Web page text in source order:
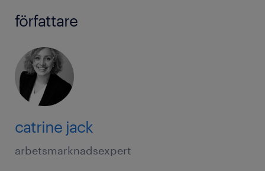
författare
catrine jack
arbetsmarknadsexpert